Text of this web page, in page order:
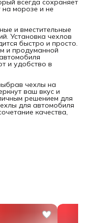
всегда сохраняет
морозе и не
и вместительные
Установка чехлов
быстро и просто.
и продуманной
и удобство в
чехлы на
ваш вкус и
решением для
для автомобиля
качества,